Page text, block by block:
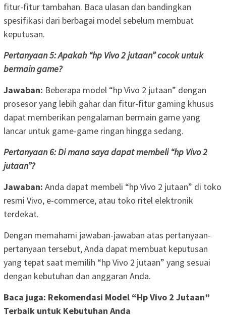
fitur-fitur tambahan. Baca ulasan dan bandingkan
spesifikasi dari berbagai model sebelum membuat
keputusan.
Pertanyaan 5: Apakah “hp Vivo 2 jutaan” cocok untuk
bermain game?
Jawaban: Beberapa model “hp Vivo 2 jutaan” dengan
prosesor yang lebih gahar dan fitur-fitur gaming khusus
dapat memberikan pengalaman bermain game yang
lancar untuk game-game ringan hingga sedang.
Pertanyaan 6: Di mana saya dapat membeli “hp Vivo 2
jutaan”?
Jawaban: Anda dapat membeli “hp Vivo 2 jutaan” di toko
resmi Vivo, e-commerce, atau toko ritel elektronik
terdekat.
Dengan memahami jawaban-jawaban atas pertanyaan-
pertanyaan tersebut, Anda dapat membuat keputusan
yang tepat saat memilih “hp Vivo 2 jutaan” yang sesuai
dengan kebutuhan dan anggaran Anda.
Baca juga: Rekomendasi Model “Hp Vivo 2 Jutaan”
Terbaik untuk Kebutuhan Anda